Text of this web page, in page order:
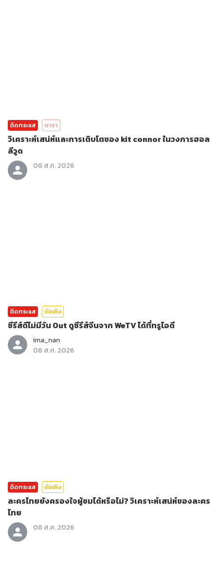
ติดกระแส ดารา
วิเคราะห์เสน่ห์และการเติบโตของ kit connor ในวงการฮอล
ลีวูด
08 ส.ค. 2026
ติดกระแส บันเทิง
ซีรีส์ดีไม่มีวัน Out ดูซีรีส์จีนจาก WeTV ได้ที่ทรูไอดี
ima_nan
08 ส.ค. 2026
ติดกระแส บันเทิง
ละครไทยยังครองใจผู้ชมได้หรือไม่? วิเคราะห์เสน่ห์ของละคร
ไทย
08 ส.ค. 2026